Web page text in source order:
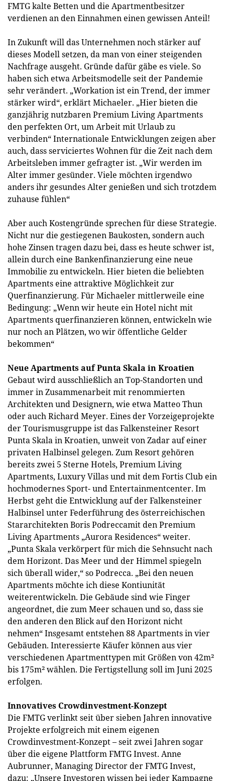
FMTG kalte Betten und die Apartmentbesitzer
verdienen an den Einnahmen einen gewissen Anteil!
In Zukunft will das Unternehmen noch stärker auf
dieses Modell setzen, da man von einer steigenden
Nachfrage ausgeht. Gründe dafür gäbe es viele. So
haben sich etwa Arbeitsmodelle seit der Pandemie
sehr verändert. „Workation ist ein Trend, der immer
stärker wird“, erklärt Michaeler. „Hier bieten die
ganzjährig nutzbaren Premium Living Apartments
den perfekten Ort, um Arbeit mit Urlaub zu
verbinden“ Internationale Entwicklungen zeigen aber
auch, dass serviciertes Wohnen für die Zeit nach dem
Arbeitsleben immer gefragter ist. „Wir werden im
Alter immer gesünder. Viele möchten irgendwo
anders ihr gesundes Alter genießen und sich trotzdem
zuhause fühlen“
Aber auch Kostengründe sprechen für diese Strategie.
Nicht nur die gestiegenen Baukosten, sondern auch
hohe Zinsen tragen dazu bei, dass es heute schwer ist,
allein durch eine Bankenfinanzierung eine neue
Immobilie zu entwickeln. Hier bieten die beliebten
Apartments eine attraktive Möglichkeit zur
Querfinanzierung. Für Michaeler mittlerweile eine
Bedingung: „Wenn wir heute ein Hotel nicht mit
Apartments querfinanzieren können, entwickeln wie
nur noch an Plätzen, wo wir öffentliche Gelder
bekommen“
Neue Apartments auf Punta Skala in Kroatien
Gebaut wird ausschließlich an Top-Standorten und
immer in Zusammenarbeit mit renommierten
Architekten und Designern, wie etwa Matteo Thun
oder auch Richard Meyer. Eines der Vorzeigeprojekte
der Tourismusgruppe ist das Falkensteiner Resort
Punta Skala in Kroatien, unweit von Zadar auf einer
privaten Halbinsel gelegen. Zum Resort gehören
bereits zwei 5 Sterne Hotels, Premium Living
Apartments, Luxury Villas und mit dem Fortis Club ein
hochmodernes Sport- und Entertainmentcenter. Im
Herbst geht die Entwicklung auf der Falkensteiner
Halbinsel unter Federführung des österreichischen
Stararchitekten Boris Podreccamit den Premium
Living Apartments „Aurora Residences“ weiter.
„Punta Skala verkörpert für mich die Sehnsucht nach
dem Horizont. Das Meer und der Himmel spiegeln
sich überall wider,“ so Podrecca. „Bei den neuen
Apartments möchte ich diese Kontiunität
weiterentwickeln. Die Gebäude sind wie Finger
angeordnet, die zum Meer schauen und so, dass sie
den anderen den Blick auf den Horizont nicht
nehmen“ Insgesamt entstehen 88 Apartments in vier
Gebäuden. Interessierte Käufer können aus vier
verschiedenen Apartmenttypen mit Größen von 42m²
bis 175m² wählen. Die Fertigstellung soll im Juni 2025
erfolgen.
Innovatives Crowdinvestment-Konzept
Die FMTG verlinkt seit über sieben Jahren innovative
Projekte erfolgreich mit einem eigenen
Crowdinvestment-Konzept – seit zwei Jahren sogar
über die eigene Plattform FMTG Invest. Anne
Aubrunner, Managing Director der FMTG Invest,
dazu: „Unsere Investoren wissen bei jeder Kampagne